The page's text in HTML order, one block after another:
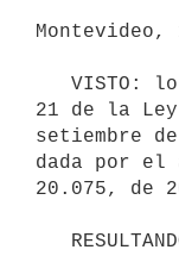
Montevideo,
21 de la
setiembre
dada por el
20.075, de